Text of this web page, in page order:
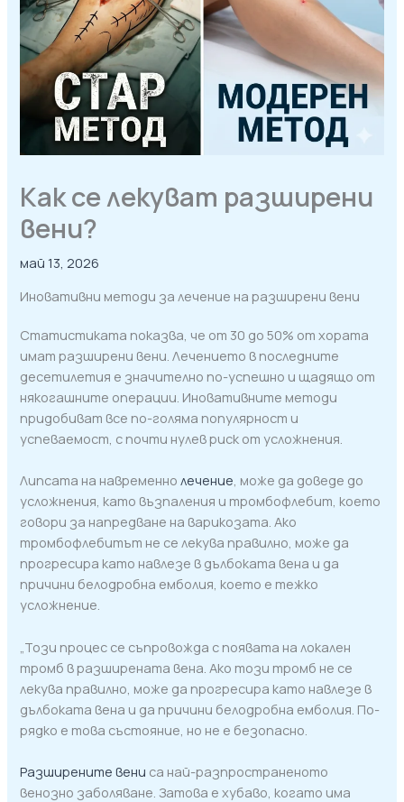
Как се лекуват разширени
вени?
май 13, 2026
Иновативни методи за лечение на разширени вени
Статистиката показва, че от 30 до 50% от хората
имат разширени вени. Лечението в последните
десетилетия е значително по-успешно и щадящо от
някогашните операции. Иновативните методи
придобиват все по-голяма популярност и
успеваемост, с почти нулев риск от усложнения.
Липсата на навременнолечение, може да доведе до
усложнения, като възпаления и тромбофлебит, което
говори за напредване на варикозата. Ако
тромбофлебитът не се лекува правилно, може да
прогресира като навлезе в дълбоката вена и да
причини белодробна емболия, което е тежко
усложнение.
„Този процес се съпровожда с появата на локален
тромб в разширената вена. Ако този тромб не се
лекува правилно, може да прогресира като навлезе в
дълбоката вена и да причини белодробна емболия. По-
рядко е това състояние, но не е безопасно.
Разширените вени са най-разпространеното
венозно заболяване. Затова е хубаво, когато има